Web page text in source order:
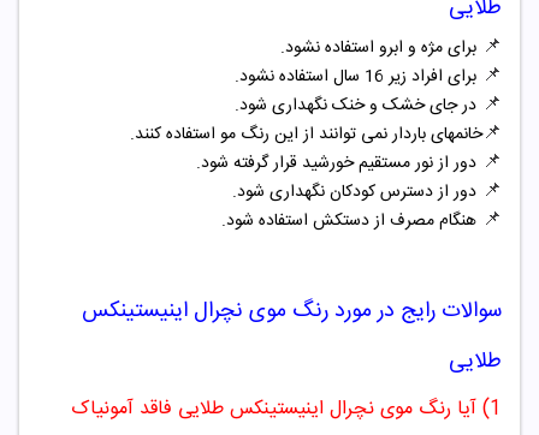
طلایی
📌 برای مژه و ابرو استفاده نشود.
📌 برای افراد زیر 16 سال استفاده نشود.
📌 در جای خشک و خنک نگهداری شود.
📌خانمهای باردار نمی توانند از این رنگ مو استفاده کنند.
📌 دور از نور مستقیم خورشید قرار گرفته شود.
📌 دور از دسترس کودکان نگهداری شود.
📌 هنگام مصرف از دستکش استفاده شود.
سوالات رایج در مورد رنگ موی نچرال اینیستینکس
طلایی
1) آیا رنگ موی نچرال اینیستینکس طلایی فاقد آمونیاک